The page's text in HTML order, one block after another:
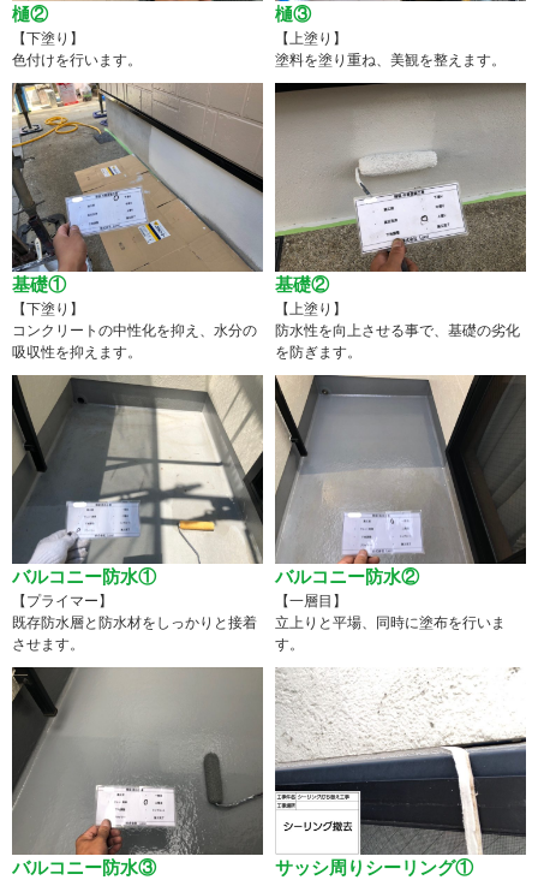
樋②
【下塗り】
色付けを行います。
樋③
【上塗り】
塗料を塗り重ね、美観を整えます。
基礎①
【下塗り】
コンクリートの中性化を抑え、水分の
吸収性を抑えます。
基礎②
【上塗り】
防水性を向上させる事で、基礎の劣化
を防ぎます。
バルコニー防水①
【プライマー】
既存防水層と防水材をしっかりと接着
させます。
バルコニー防水②
【一層目】
立上りと平場、同時に塗布を行いま
す。
バルコニー防水③ サッシ周りシーリング①